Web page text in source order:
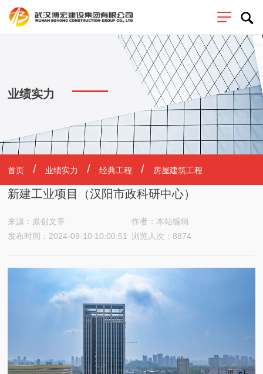
业绩实力
首页 业绩实力 经典工程 房屋建筑工程
新建工业项目（汉阳市政科研中心）
来源：原创文章
作者：本站编辑
发布时间：2024-09-10 10:00:51
浏览人次：8874